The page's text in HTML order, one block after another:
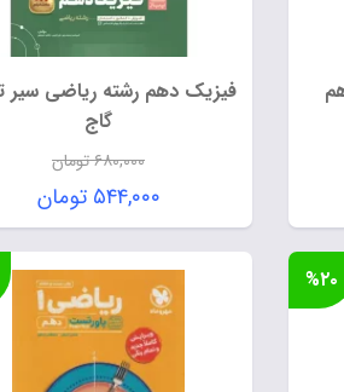
فیزیک دهم رشته ریاضی سیر
گاج
۶۸۰,۰۰۰تومان
قیمت
اصلی:
بود.
۵۴۴,۰۰۰ تومان
قیمت
فعلی:
۵۴۴,۰۰۰ تومان.
%۲۰